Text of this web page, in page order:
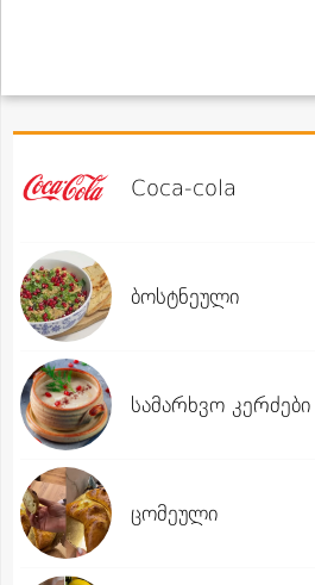
Coca-cola
ბოსტნეული
სამარხვო კერძები
ცომეული